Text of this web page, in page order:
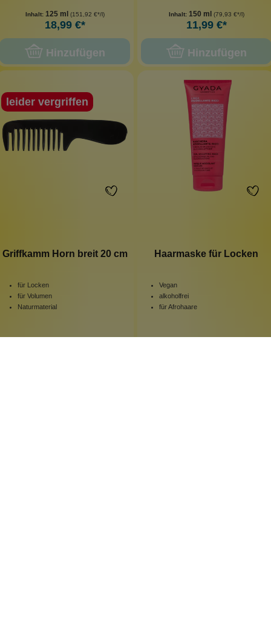
Inhalt: 125 ml (151,92 €*/l)
18,99 €*
Hinzufügen
Inhalt: 150 ml (79,93 €*/l)
11,99 €*
Hinzufügen
leider vergriffen
Griffkamm Horn breit 20 cm
für Locken
für Volumen
Naturmaterial
Haarmaske für Locken
Vegan
alkoholfrei
für Afrohaare